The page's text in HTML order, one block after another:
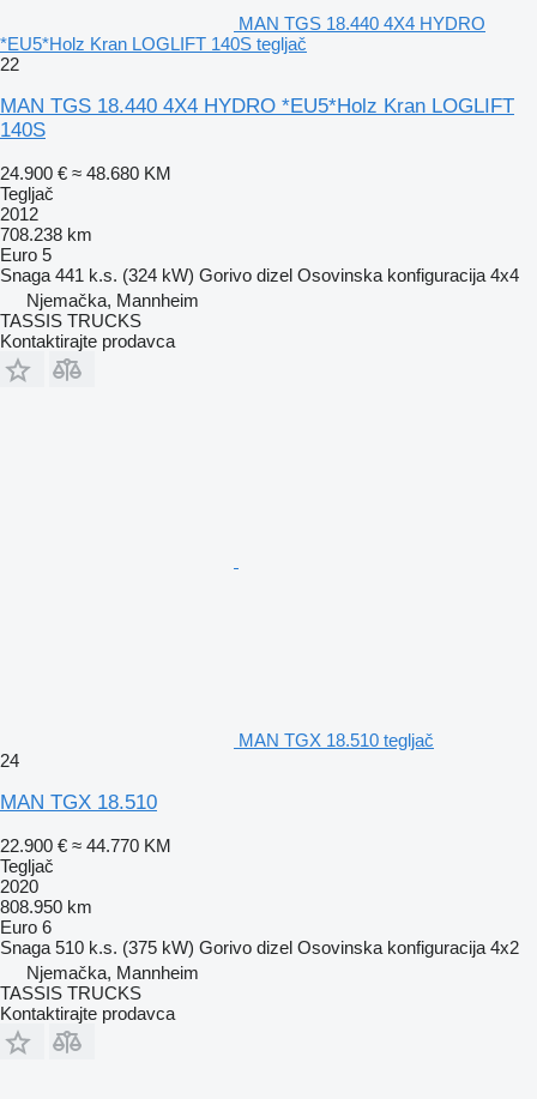
MAN TGS 18.440 4X4 HYDRO
*EU5*Holz Kran LOGLIFT 140S tegljač
22
MAN TGS 18.440 4X4 HYDRO *EU5*Holz Kran LOGLIFT
140S
24.900 € ≈ 48.680 KM
Tegljač
2012
708.238 km
Euro 5
Snaga 441 k.s. (324 kW) Gorivo dizel Osovinska konfiguracija 4x4
Njemačka, Mannheim
TASSIS TRUCKS
Kontaktirajte prodavca
MAN TGX 18.510 tegljač
24
MAN TGX 18.510
22.900 € ≈ 44.770 KM
Tegljač
2020
808.950 km
Euro 6
Snaga 510 k.s. (375 kW) Gorivo dizel Osovinska konfiguracija 4x2
Njemačka, Mannheim
TASSIS TRUCKS
Kontaktirajte prodavca